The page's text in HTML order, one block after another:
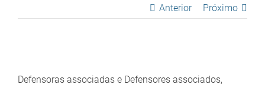
Anterior Próximo
Larger
Defensoras associadas e Defensores associados,